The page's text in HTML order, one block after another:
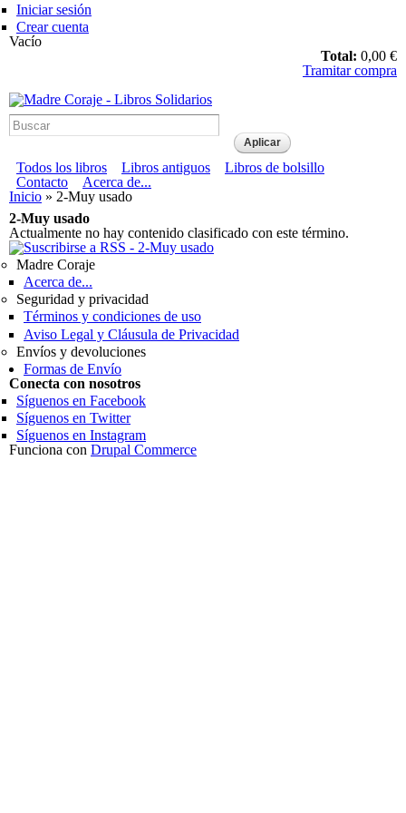
Pasar al contenido principal
Iniciar sesión
Crear cuenta
Vacío
Total: 0,00 €
Tramitar compra
Madre Coraje - Libros Solidarios
Menú principal
Todos los libros Libros antiguos
Libros de bolsillo
Menú secundario
Contacto
Acerca de...
Usted está aquí
Inicio » 2-Muy usado
2-Muy usado
Actualmente no hay contenido clasificado con este término.
Madre Coraje
Acerca de...
Seguridad y privacidad
Términos y condiciones de uso
Aviso Legal y Cláusula de Privacidad
Envíos y devoluciones
Formas de Envío
Conecta con nosotros
Síguenos en Facebook
Síguenos en Twitter
Síguenos en Instagram
Funciona con Drupal Commerce